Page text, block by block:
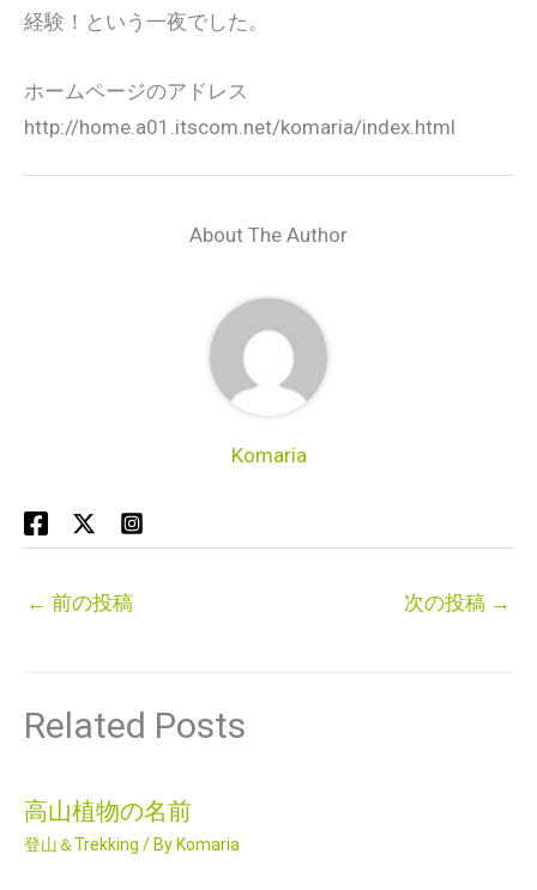
経験！という一夜でした。
ホームページのアドレス
http://home.a01.itscom.net/komaria/index.html
About The Author
Komaria
← 前の投稿 次の投稿 →
Related Posts
高山植物の名前
登山＆Trekking / By Komaria